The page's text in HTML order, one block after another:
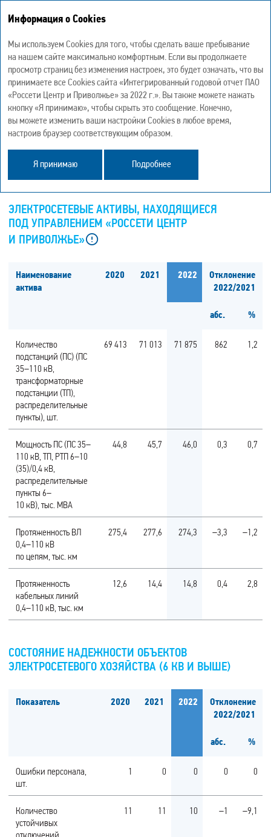
ПРОИЗВОДСТВЕННЫЕ АКТИВЫ
И НАДЕЖНОСТЬ СЕТИ
GRI 203-2
ЭЛЕКТРОСЕТЕВЫЕ АКТИВЫ, НАХОДЯЩИЕСЯ
ПОД УПРАВЛЕНИЕМ «РОССЕТИ ЦЕНТР
И ПРИВОЛЖЬЕ»
Наименование
актива
2020 2021 2022
Отклонение
2022/2021
абс. %
Количество
подстанций (ПС) (ПС
35–110 кВ,
трансформаторные
подстанции (ТП),
распределительные
пункты), шт.
69 413 71 013 71 875 862 1,2
Мощность ПС (ПС 35–
110 кВ, ТП, РТП 6–10
(35)/0,4 кВ,
распределительные
пункты 6–
10 кВ), тыс. МВА
44,8 45,7 46,0 0,3 0,7
Протяженность ВЛ
0,4–110 кВ
по цепям, тыс. км
275,4 277,6 274,3 –3,3 –1,2
Протяженность
кабельных линий
0,4–110 кВ, тыс. км
12,6 14,4 14,8 0,4 2,8
СОСТОЯНИЕ НАДЕЖНОСТИ ОБЪЕКТОВ
ЭЛЕКТРОСЕТЕВОГО ХОЗЯЙСТВА (6 КВ И ВЫШЕ)
Показатель 2020 2021 2022
Отклонение
2022/2021
абс. %
Ошибки персонала,
шт.
1 0 0 0 0
Количество
устойчивых
11 11 10 –1 –9,1
Информация о Cookies
Мы используем Cookies для того, чтобы сделать ваше пребывание
на нашем сайте максимально комфортным. Если вы продолжаете
просмотр страниц без изменения настроек, это будет означать, что вы
принимаете все Cookies сайта «Интегрированный годовой отчет ПАО
«Россети Центр и Приволжье» за 2022 г.». Вы также можете нажать
кнопку «Я принимаю», чтобы скрыть это сообщение. Конечно,
вы можете изменить ваши настройки Cookies в любое время,
настроив браузер соответствующим образом.
Я принимаю Подробнее